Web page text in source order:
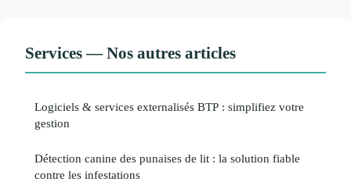
Services — Nos autres articles
Logiciels & services externalisés BTP : simplifiez votre
gestion
Détection canine des punaises de lit : la solution fiable
contre les infestations